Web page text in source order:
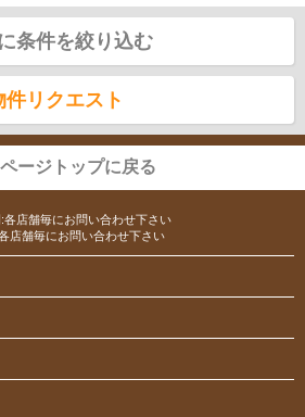
条件を絞り込む
件リクエスト
ページトップに戻る
各店舗毎にお問い合わせ下さい
店舗毎にお問い合わせ下さい